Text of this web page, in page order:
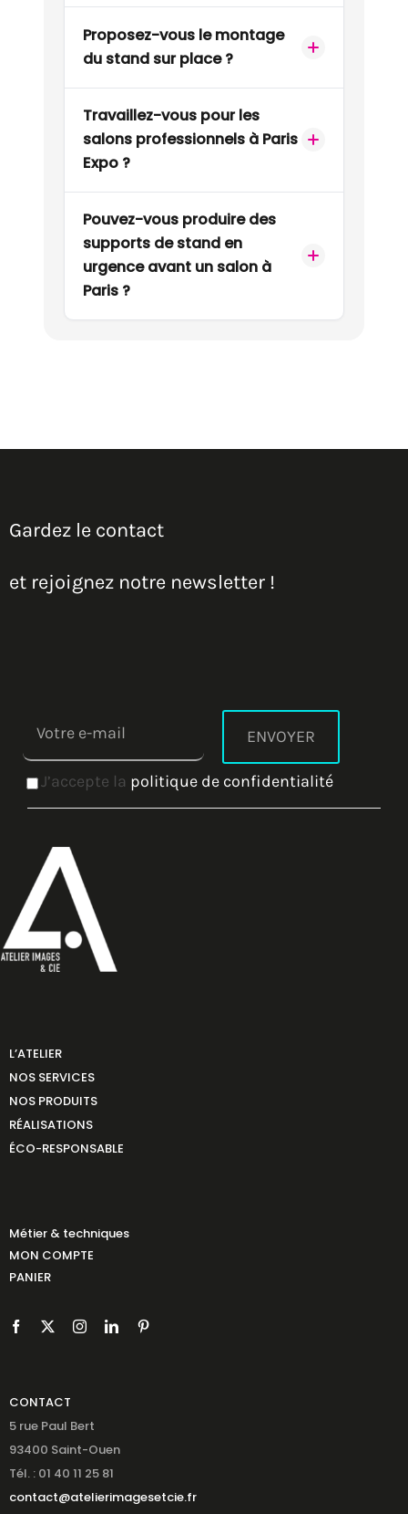
Proposez-vous le montage
du stand sur place ?
Travaillez-vous pour les
salons professionnels à Paris
Expo ?
Pouvez-vous produire des
supports de stand en
urgence avant un salon à
Paris ?
Gardez le contact
et rejoignez notre newsletter !
J’accepte la politique de confidentialité
L’ATELIER
NOS SERVICES
NOS PRODUITS
RÉALISATIONS
ÉCO-RESPONSABLE
Métier & techniques
MON COMPTE
PANIER
CONTACT
5 rue Paul Bert
93400 Saint-Ouen
Tél. : 01 40 11 25 81
contact@atelierimagesetcie.fr